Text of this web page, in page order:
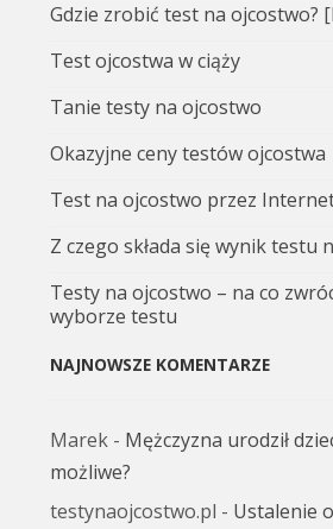
Gdzie zrobić test na ojcostwo?
Test ojcostwa w ciąży
Tanie testy na ojcostwo
Okazyjne ceny testów ojcostwa
Test na ojcostwo przez
Z czego składa się wynik testu
Testy na ojcostwo – na co
wyborze testu
NAJNOWSZE KOMENTARZE
Marek - Mężczyzna urodził
możliwe?
testynaojcostwo.pl - Ustalenie